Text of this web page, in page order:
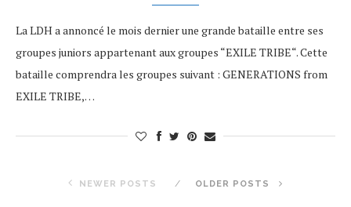
La LDH a annoncé le mois dernier une grande bataille entre ses
groupes juniors appartenant aux groupes “EXILE TRIBE“. Cette
bataille comprendra les groupes suivant : GENERATIONS from
EXILE TRIBE,…
NEWER POSTS OLDER POSTS